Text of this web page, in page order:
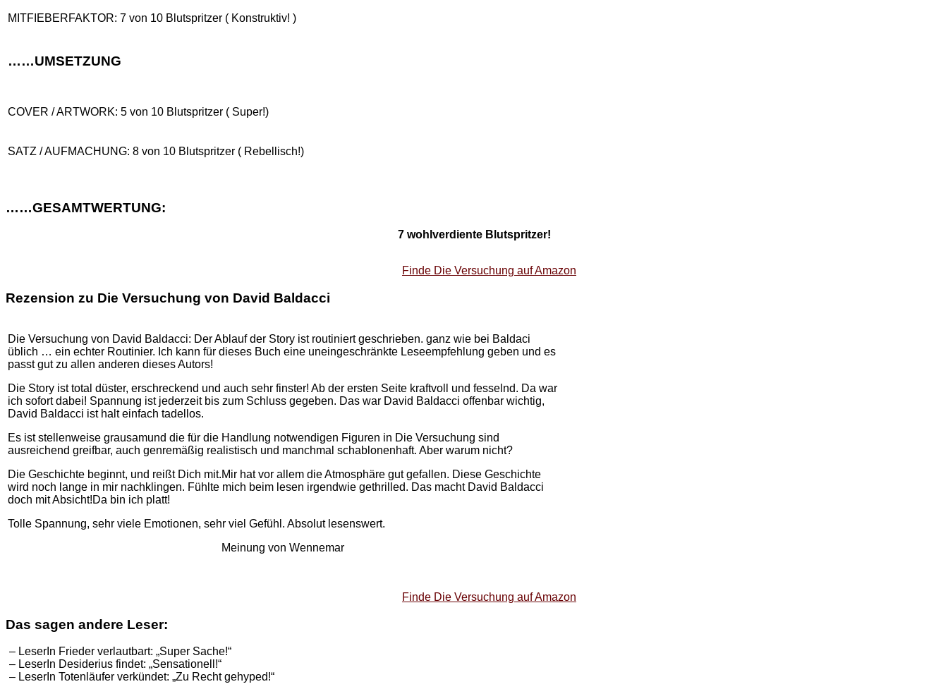
MITFIEBERFAKTOR: 7 von 10 Blutspritzer ( Konstruktiv! )
……UMSETZUNG
COVER / ARTWORK: 5 von 10 Blutspritzer ( Super!)
SATZ / AUFMACHUNG: 8 von 10 Blutspritzer ( Rebellisch!)
……GESAMTWERTUNG:
7 wohlverdiente Blutspritzer!
Finde Die Versuchung auf Amazon
Rezension zu Die Versuchung von David Baldacci
Die Versuchung von David Baldacci: Der Ablauf der Story ist routiniert geschrieben. ganz wie bei Baldaci
üblich … ein echter Routinier. Ich kann für dieses Buch eine uneingeschränkte Leseempfehlung geben und es
passt gut zu allen anderen dieses Autors!
Die Story ist total düster, erschreckend und auch sehr finster! Ab der ersten Seite kraftvoll und fesselnd. Da war
ich sofort dabei! Spannung ist jederzeit bis zum Schluss gegeben. Das war David Baldacci offenbar wichtig,
David Baldacci ist halt einfach tadellos.
Es ist stellenweise grausamund die für die Handlung notwendigen Figuren in Die Versuchung sind
ausreichend greifbar, auch genremäßig realistisch und manchmal schablonenhaft. Aber warum nicht?
Die Geschichte beginnt, und reißt Dich mit.Mir hat vor allem die Atmosphäre gut gefallen. Diese Geschichte
wird noch lange in mir nachklingen. Fühlte mich beim lesen irgendwie gethrilled. Das macht David Baldacci
doch mit Absicht!Da bin ich platt!
Tolle Spannung, sehr viele Emotionen, sehr viel Gefühl. Absolut lesenswert.
Meinung von Wennemar
Finde Die Versuchung auf Amazon
Das sagen andere Leser:
– LeserIn Frieder verlautbart: „Super Sache!“
– LeserIn Desiderius findet: „Sensationell!“
– LeserIn Totenläufer verkündet: „Zu Recht gehyped!“